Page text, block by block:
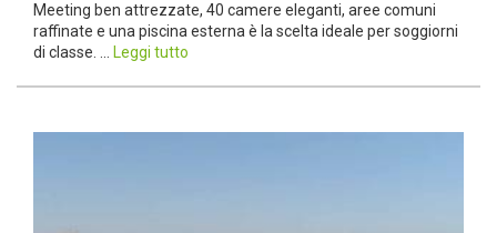
Meeting ben attrezzate, 40 camere eleganti, aree comuni
raffinate e una piscina esterna è la scelta ideale per soggiorni
di classe. ...
Leggi tutto